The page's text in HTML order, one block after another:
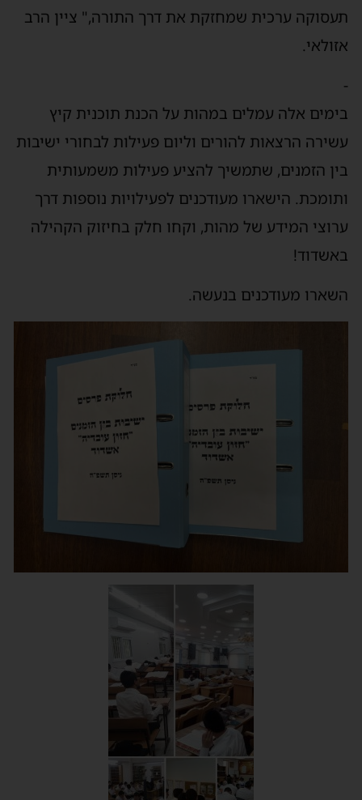
תעסוקה ערכית שמחזקת את דרך התורה," ציין הרב
אזולאי.
-
בימים אלה עמלים במהות על הכנת תוכנית קיץ
עשירה הרצאות להורים וליום פעילות לבחורי ישיבות
בין הזמנים, שתמשיך להציע פעילות משמעותית
ותומכת. הישארו מעודכנים לפעילויות נוספות דרך
ערוצי המידע של מהות, וקחו חלק בחיזוק הקהילה
באשדוד!
השארו מעודכנים בנעשה.